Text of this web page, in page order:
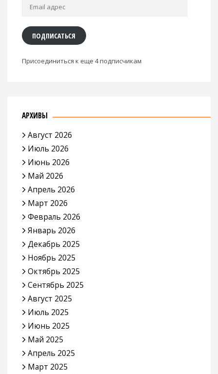
Email
ПОДПИСАТЬСЯ
Присоединиться к еще 4 подписчикам
АРХИВЫ
Август 2026
Июль 2026
Июнь 2026
Май 2026
Апрель 2026
Март 2026
Февраль 2026
Январь 2026
Декабрь 2025
Ноябрь 2025
Октябрь 2025
Сентябрь 2025
Август 2025
Июль 2025
Июнь 2025
Май 2025
Апрель 2025
Март 2025